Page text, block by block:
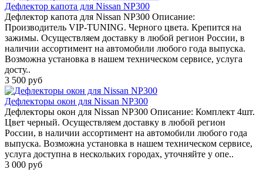
Дефлектор капота для Nissan NP300
Дефлектор капота для Nissan NP300 Описание:
Производитель VIP-TUNING. Черного цвета. Крепится на
зажимы. Осуществляем доставку в любой регион России, в
наличии ассортимент на автомобили любого года выпуска.
Возможна установка в нашем техническом сервисе, услуга
досту..
3 500 руб
Дефлекторы окон для Nissan NP300
Дефлекторы окон для Nissan NP300 Описание: Комплект 4шт.
Цвет черный. Осуществляем доставку в любой регион
России, в наличии ассортимент на автомобили любого года
выпуска. Возможна установка в нашем техническом сервисе,
услуга доступна в нескольких городах, уточняйте у опе..
3 000 руб